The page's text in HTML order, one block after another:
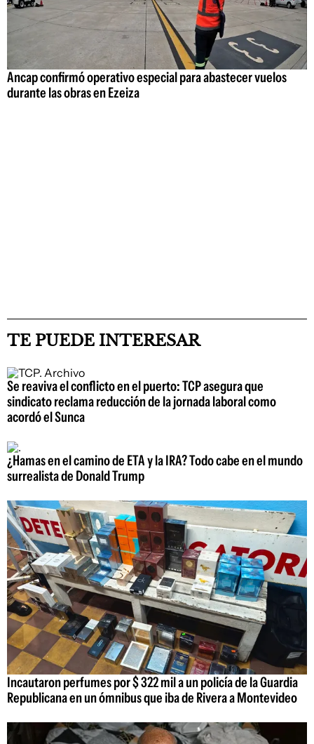
Ancap confirmó operativo especial para abastecer vuelos
durante las obras en Ezeiza
TE PUEDE INTERESAR
Se reaviva el conflicto en el puerto: TCP asegura que
sindicato reclama reducción de la jornada laboral como
acordó el Sunca
¿Hamas en el camino de ETA y la IRA? Todo cabe en el mundo
surrealista de Donald Trump
Incautaron perfumes por $ 322 mil a un policía de la Guardia
Republicana en un ómnibus que iba de Rivera a Montevideo